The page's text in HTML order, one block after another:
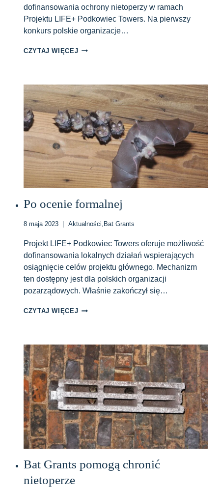
dofinansowania ochrony nietoperzy w ramach
Projektu LIFE+ Podkowiec Towers. Na pierwszy
konkurs polskie organizacje…
CZYTAJ WIĘCEJPIERWSZY
GRANTS
ROZSTRZYGNIĘTY
Po ocenie formalnej
8 maja 2023 Aktualności, Bat Grants
Projekt LIFE+ Podkowiec Towers oferuje możliwość
dofinansowania lokalnych działań wspierających
osiągnięcie celów projektu głównego. Mechanizm
ten dostępny jest dla polskich organizacji
pozarządowych. Właśnie zakończył się…
CZYTAJ WIĘCEJPO
Bat Grants pomogą chronić
nietoperze